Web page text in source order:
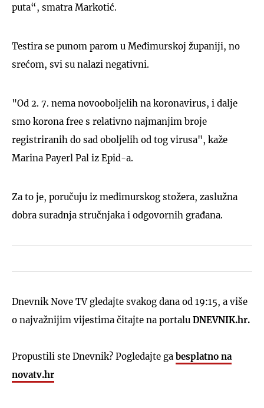
puta“, smatra Markotić.
Testira se punom parom u Međimurskoj županiji, no
srećom, svi su nalazi negativni.
"Od 2. 7. nema novooboljelih na koronavirus, i dalje
smo korona free s relativno najmanjim broje
registriranih do sad oboljelih od tog virusa", kaže
Marina Payerl Pal iz Epid-a.
Za to je, poručuju iz međimurskog stožera, zaslužna
dobra suradnja stručnjaka i odgovornih građana.
Dnevnik Nove TV gledajte svakog dana od 19:15, a više
o najvažnijim vijestima čitajte na portalu DNEVNIK.hr.
Propustili ste Dnevnik? Pogledajte ga besplatno na
novatv.hr